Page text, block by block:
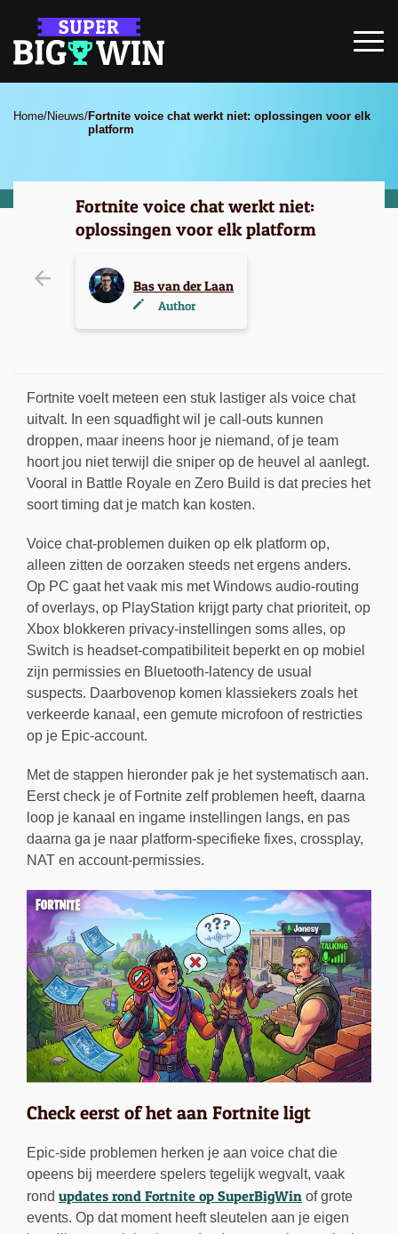
Home/Nieuws/Fortnite voice chat werkt niet: oplossingen voor elk
platform
Fortnite voice chat werkt niet:
oplossingen voor elk platform
Bas van der Laan
Author
Fortnite voelt meteen een stuk lastiger als voice chat
uitvalt. In een squadfight wil je call-outs kunnen
droppen, maar ineens hoor je niemand, of je team
hoort jou niet terwijl die sniper op de heuvel al aanlegt.
Vooral in Battle Royale en Zero Build is dat precies het
soort timing dat je match kan kosten.
Voice chat-problemen duiken op elk platform op,
alleen zitten de oorzaken steeds net ergens anders.
Op PC gaat het vaak mis met Windows audio-routing
of overlays, op PlayStation krijgt party chat prioriteit, op
Xbox blokkeren privacy-instellingen soms alles, op
Switch is headset-compatibiliteit beperkt en op mobiel
zijn permissies en Bluetooth-latency de usual
suspects. Daarbovenop komen klassiekers zoals het
verkeerde kanaal, een gemute microfoon of restricties
op je Epic-account.
Met de stappen hieronder pak je het systematisch aan.
Eerst check je of Fortnite zelf problemen heeft, daarna
loop je kanaal en ingame instellingen langs, en pas
daarna ga je naar platform-specifieke fixes, crossplay,
NAT en account-permissies.
Check eerst of het aan Fortnite ligt
Epic-side problemen herken je aan voice chat die
opeens bij meerdere spelers tegelijk wegvalt, vaak
rond updates rond Fortnite op SuperBigWin of grote
events. Op dat moment heeft sleutelen aan je eigen